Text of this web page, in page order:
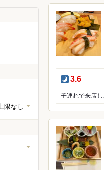
海鮮
ふぐ
かに
すっぽん
あんこう
かき
夜の点数：
3.6